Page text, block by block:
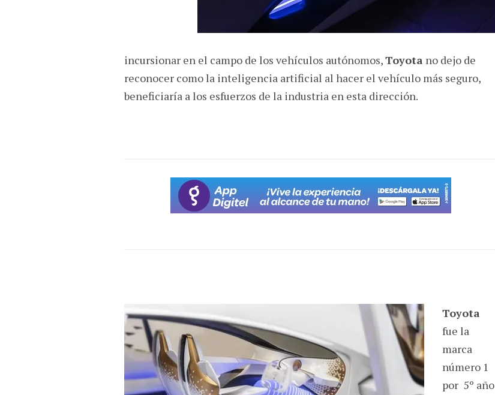
incursionar en el campo de los vehículos autónomos,Toyota no dejo de
reconocer como la inteligencia artificial al hacer el vehículo más seguro,
beneficiaría a los esfuerzos de la industria en esta dirección.
Toyota
fue la
marca
número 1
por 5º año